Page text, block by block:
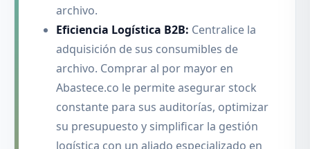
archivo.
Eficiencia Logística B2B: Centralice la
adquisición de sus consumibles de
archivo. Comprar al por mayor en
Abastece.co le permite asegurar stock
constante para sus auditorías, optimizar
su presupuesto y simplificar la gestión
logística con un aliado especializado en